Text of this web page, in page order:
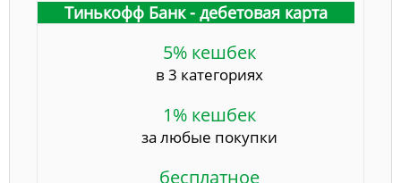
Тинькофф Банк - дебетовая карта
5% кешбек
в 3 категориях
1% кешбек
за любые покупки
бесплатное